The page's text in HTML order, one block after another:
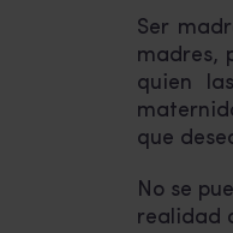
Ser
madres,
quien
que
No se
realidad